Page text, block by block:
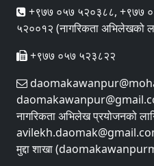
+९७७ ०५७ ५२०३८८, +९७७
५२००१२ (नागरिकता अभिलेखको
+९७७ ०५७ ५२३८२२
नागरिकता अभिलेख प्रयोजनको
मुद्दा शाखा